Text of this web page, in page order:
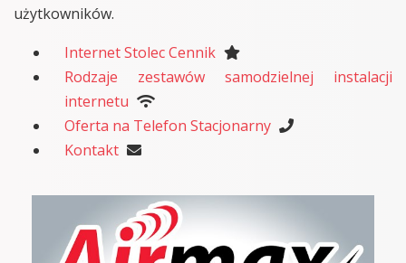
użytkowników.
Internet Stolec Cennik
Rodzaje zestawów samodzielnej instalacji
internetu
Oferta na Telefon Stacjonarny
Kontakt